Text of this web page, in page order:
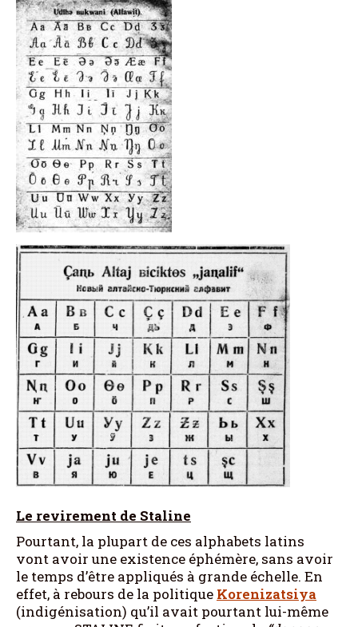
Le revirement de Staline
Pourtant, la plupart de ces alphabets latins
vont avoir une existence éphémère, sans avoir
le temps d’être appliqués à grande échelle. En
effet, à rebours de la politique Korenizatsiya
(indigénisation) qu’il avait pourtant lui-même